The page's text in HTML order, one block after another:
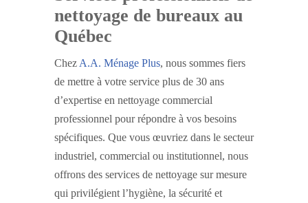
nettoyage de bureaux au
Québec
ChezA.A. Ménage Plus, nous sommes fiers
de mettre à votre service plus de 30 ans
d’expertise en nettoyage commercial
professionnel pour répondre à vos besoins
spécifiques. Que vous œuvriez dans le secteur
industriel, commercial ou institutionnel, nous
offrons des services de nettoyage sur mesure
qui privilégient l’hygiène, la sécurité et